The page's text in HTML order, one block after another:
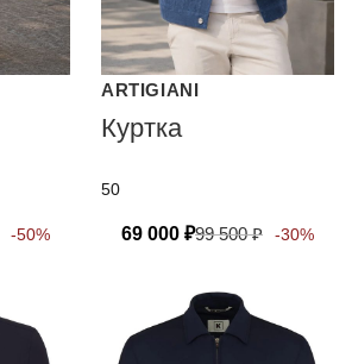
-50%
ARTIGIANI
Куртка
50
69 000 ₽99 500₽ -30%